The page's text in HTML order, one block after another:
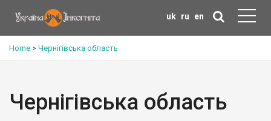
uk ru en
Home > Чернігівська область
Чернігівська область